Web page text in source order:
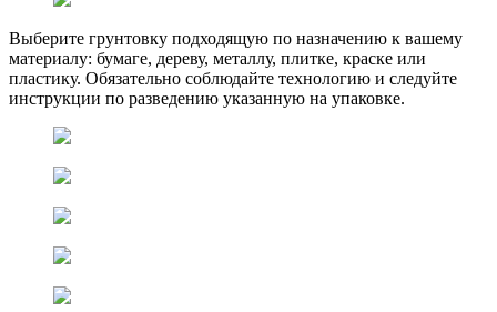
Выберите грунтовку подходящую по назначению к вашему
материалу: бумаге, дереву, металлу, плитке, краске или
пластику. Обязательно соблюдайте технологию и следуйте
инструкции по разведению указанную на упаковке.